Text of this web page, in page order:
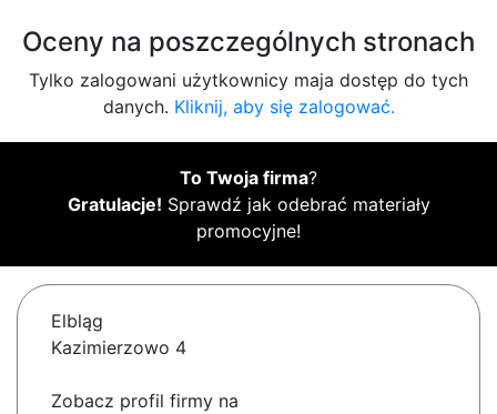
Oceny na poszczególnych stronach
Tylko zalogowani użytkownicy maja dostęp do tych
danych. Kliknij, aby się zalogować.
To Twoja firma?
Gratulacje! Sprawdź jak odebrać materiały
promocyjne!
Elbląg
Kazimierzowo 4
Zobacz profil firmy na